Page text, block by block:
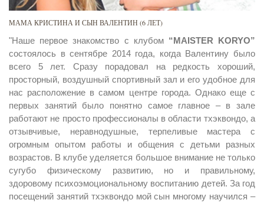
МАМА КРИСТИНА И СЫН ВАЛЕНТИН (6 ЛЕТ)
"Наше первое знакомство с клубом“MAISTER KORYO”
состоялось в сентябре 2014 года, когда Валентину было
всего 5 лет. Сразу порадовал на редкость хороший,
просторный, воздушный спортивный зал и его удобное для
нас расположение в самом центре города. Однако еще с
первых занятий было понятно самое главное – в зале
работают не просто профессионалы в области тхэквондо, а
отзывчивые, неравнодушные, терпеливые мастера с
огромным опытом работы и общения с детьми разных
возрастов. В клубе уделяется большое внимание не только
сугубо физическому развитию, но и правильному,
здоровому психоэмоциональному воспитанию детей. За год
посещений занятий тхэквондо мой сын многому научился –